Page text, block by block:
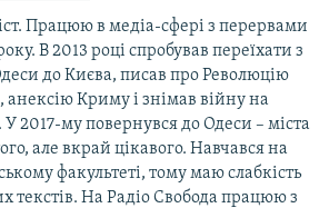
Працюю в медіа-сфері з перервами
В 2013 році спробував переїхати з
до Києва, писав про Революцію
анексію Криму і знімав війну на
У 2017-му повернувся до Одеси – міста
але вкрай цікавого. Навчався на
факультеті, тому маю слабкість
текстів. На Радіо Свобода працюю з